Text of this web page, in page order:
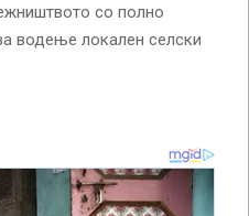
со полно
водење локален селски